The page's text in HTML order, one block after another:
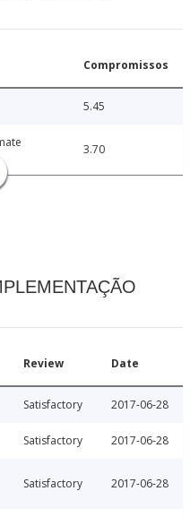
Compromissos
5.45
3.70
Review Date
Satisfactory 2017-06-28
Satisfactory 2017-06-28
Satisfactory 2017-06-28